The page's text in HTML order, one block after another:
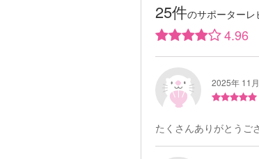
25件のサポーターレ
4.96
2025年 11
たくさんありがとうご